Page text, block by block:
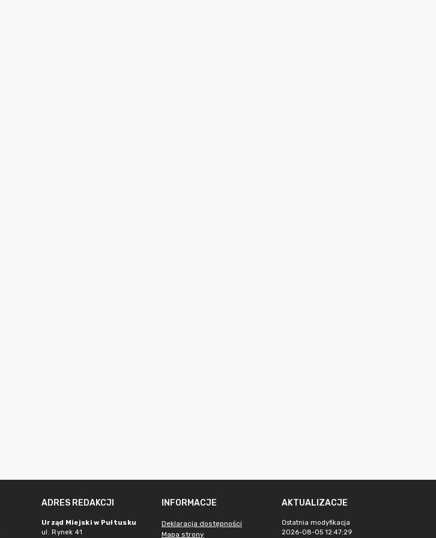
ADRES REDAKCJI
Urząd Miejski w Pułtusku
ul. Rynek 41
INFORMACJE
Deklaracja dostępności
Mapa strony
AKTUALIZACJE
Ostatnia modyfikacja
2026-08-05 12:47:29